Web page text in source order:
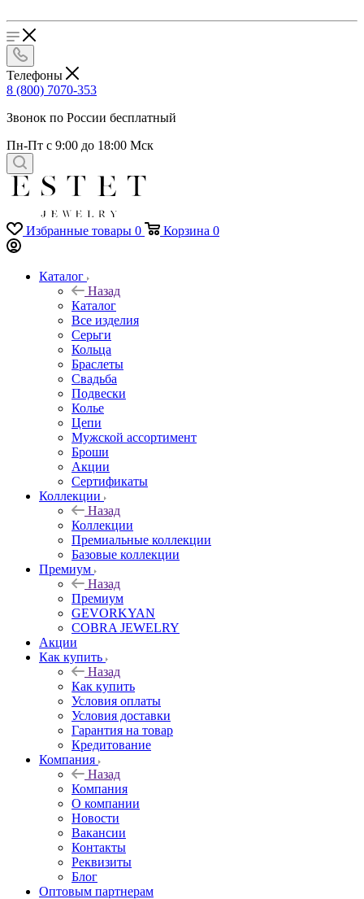
Телефоны
8 (800) 7070-353
Звонок по России бесплатный
Пн-Пт с 9:00 до 18:00 Мск
Избранные товары 0 Корзина 0
Каталог
Назад
Каталог
Все изделия
Серьги
Кольца
Браслеты
Свадьба
Подвески
Колье
Цепи
Мужской ассортимент
Броши
Акции
Сертификаты
Коллекции
Назад
Коллекции
Премиальные коллекции
Базовые коллекции
Премиум
Назад
Премиум
GEVORKYAN
COBRA JEWELRY
Акции
Как купить
Назад
Как купить
Условия оплаты
Условия доставки
Гарантия на товар
Кредитование
Компания
Назад
Компания
О компании
Новости
Вакансии
Контакты
Реквизиты
Блог
Оптовым партнерам